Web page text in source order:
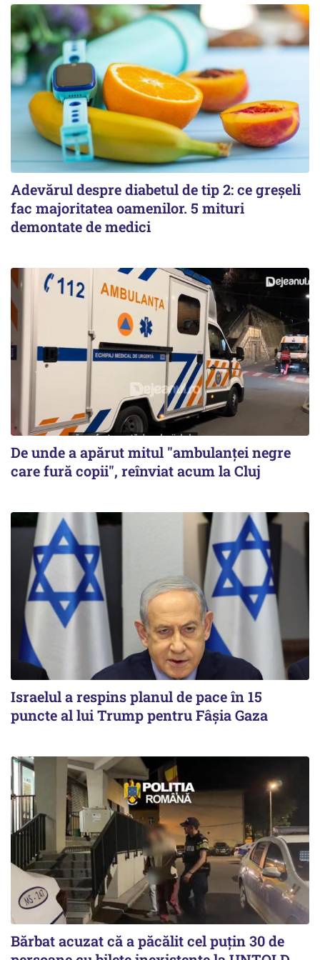
Adevărul despre diabetul de tip 2: ce greșeli
fac majoritatea oamenilor. 5 mituri
demontate de medici
De unde a apărut mitul "ambulanței negre
care fură copii", reînviat acum la Cluj
Israelul a respins planul de pace în 15
puncte al lui Trump pentru Fâșia Gaza
Bărbat acuzat că a păcălit cel puțin 30 de